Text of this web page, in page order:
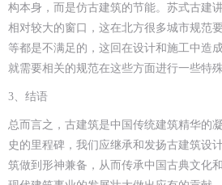
构本身，而是仿古建筑的节能。苏式古建
相对较大的窗口，这在北方很多城市规范
等都是不满足的，这回在设计和施工中造
就需要相关的规范在这些方面进行一些特殊
3、结语
总而言之，古建筑是中国传统建筑精华的
史的里程碑，我们应继承和发扬古建筑设
筑做到形神兼备，从而传承中国古典文化